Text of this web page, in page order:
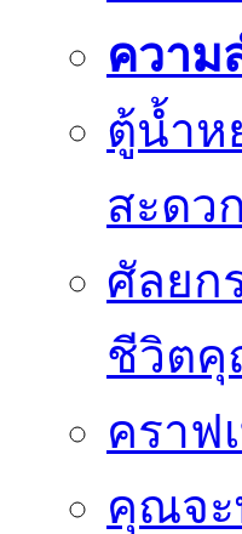
ความ
ตู้น้ำห
สะดว
ศัลยก
ชีวิต
คราฟ
คุณจะ